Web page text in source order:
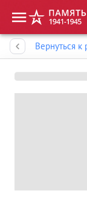
Вернуться к
Память народа